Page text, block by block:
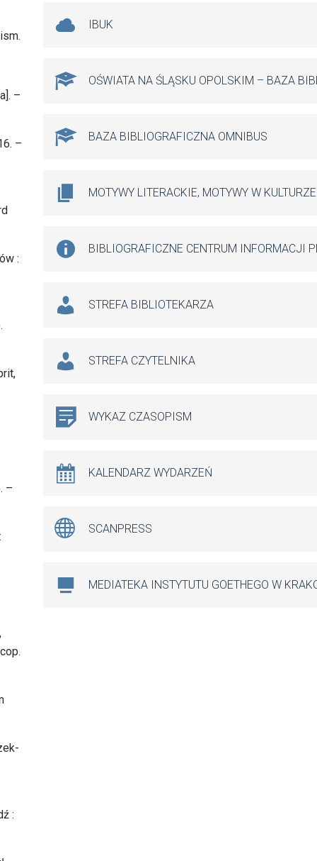
–
–
:
–
:
IBUK
OŚWIATA NA ŚLĄSKU OPOLSKIM – BAZA
BAZA BIBLIOGRAFICZNA OMNIBUS
MOTYWY LITERACKIE, MOTYWY W KULTURZE
BIBLIOGRAFICZNE CENTRUM INFORMACJI
STREFA BIBLIOTEKARZA
STREFA CZYTELNIKA
WYKAZ CZASOPISM
KALENDARZ WYDARZEŃ
SCANPRESS
MEDIATEKA INSTYTUTU GOETHEGO W